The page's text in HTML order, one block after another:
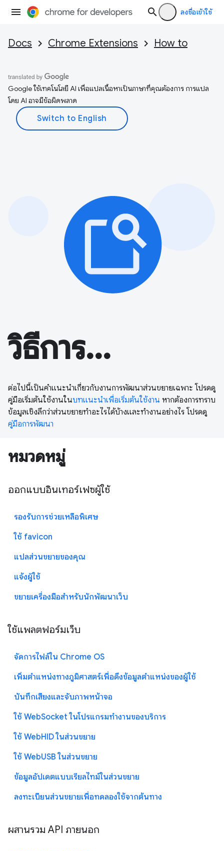
ลงชื่อเข้าใช้
Docs Chrome Extensions How to
Google ใช้เทคโนโลยี AI เพื่อแปลเนื้อหาเป็นภาษาที่คุณต้องการ การแปล
โดย AI อาจมีข้อผิดพลาด
วิธีการ...
ต่อไปนี้เป็นคำแนะนำเกี่ยวกับงานการพัฒนาส่วนขยายเฉพาะ โปรดดู
คู่มือเริ่มต้นใช้งานในบทแนะนำเพื่อเริ่มต้นใช้งาน หากต้องการทราบ
ข้อมูลเชิงลึกว่าส่วนขยายทำอะไรได้บ้างและทำงานอย่างไร โปรดดู
คู่มือการพัฒนา
หมวดหมู่
ออกแบบอินเทอร์เฟซผู้ใช้
รองรับการช่วยเหลือพิเศษ
ใช้ favicon
แปลส่วนขยายของคุณ
แจ้งผู้ใช้
ขยายเครื่องมือสำหรับนักพัฒนาเว็บ
ใช้แพลตฟอร์มเว็บ
จัดการไฟล์ใน Chrome OS
เพิ่มตำแหน่งทางภูมิศาสตร์เพื่อดึงข้อมูลตำแหน่งของผู้ใช้
บันทึกเสียงและจับภาพหน้าจอ
ใช้ WebSocket ในโปรแกรมทำงานของบริการ
ใช้ WebHID ในส่วนขยาย
ใช้ WebUSB ในส่วนขยาย
ข้อมูลอัปเดตแบบเรียลไทม์ในส่วนขยาย
ลงทะเบียนส่วนขยายเพื่อทดลองใช้จากต้นทาง
ผสานรวม API ภายนอก